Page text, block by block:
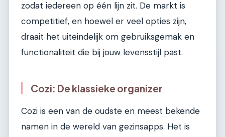
zodat iedereen op één lijn zit. De markt is
competitief, en hoewel er veel opties zijn,
draait het uiteindelijk om gebruiksgemak en
functionaliteit die bij jouw levensstijl past.
Cozi: De klassieke organizer
Cozi is een van de oudste en meest bekende
namen in de wereld van gezinsapps. Het is